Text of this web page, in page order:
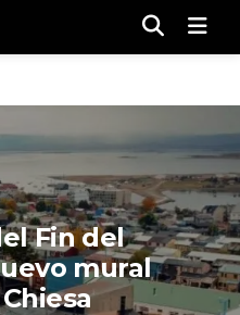
Fin del
mural